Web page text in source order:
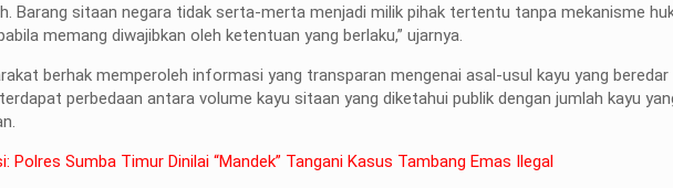
Barang sitaan negara tidak serta-merta menjadi milik pihak tertentu tanpa mekanisme
memang diwajibkan oleh ketentuan yang berlaku,” ujarnya.
berhak memperoleh informasi yang transparan mengenai asal-usul kayu yang beredar
perbedaan antara volume kayu sitaan yang diketahui publik dengan jumlah kayu
Polres Sumba Timur Dinilai “Mandek” Tangani Kasus Tambang Emas Ilegal